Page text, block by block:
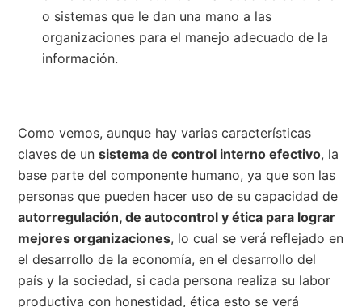
o sistemas que le dan una mano a las
organizaciones para el manejo adecuado de la
información.
Como vemos, aunque hay varias características
claves de unsistema de control interno efectivo, la
base parte del componente humano, ya que son las
personas que pueden hacer uso de su capacidad de
autorregulación, de autocontrol y ética para lograr
mejores organizaciones, lo cual se verá reflejado en
el desarrollo de la economía, en el desarrollo del
país y la sociedad, si cada persona realiza su labor
productiva con honestidad, ética esto se verá